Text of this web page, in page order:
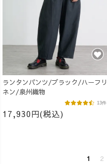
ランタンパンツ/ブラック/ハーフリ
ネン/泉州織物
17,930円(税込)
13件
1 2